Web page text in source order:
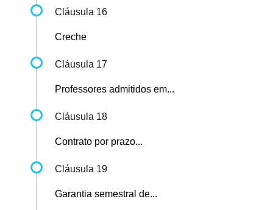
Cláusula 16
Creche
Cláusula 17
Professores admitidos em...
Cláusula 18
Contrato por prazo...
Cláusula 19
Garantia semestral de...